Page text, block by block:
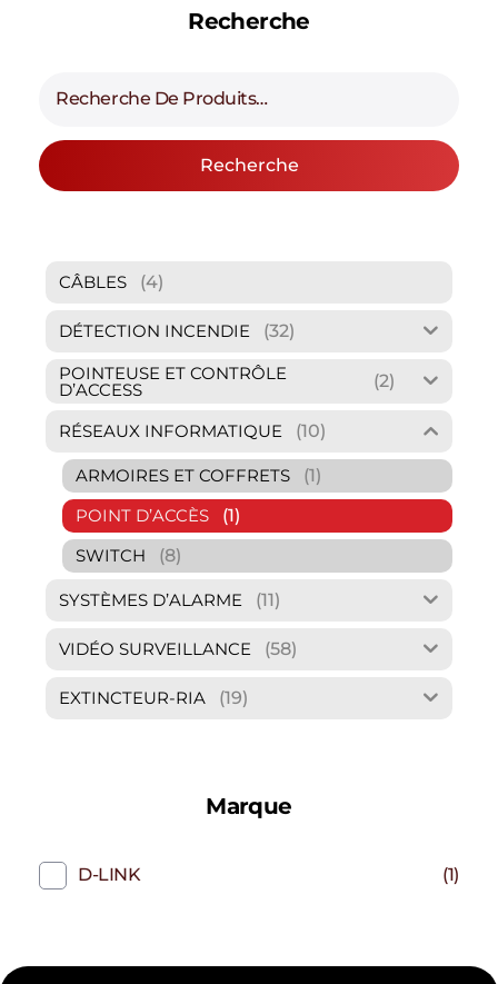
Recherche
Recherche
CÂBLES (4)
DÉTECTION INCENDIE
(32)
POINTEUSE ET CONTRÔLE
D’ACCESS (2)
RÉSEAUX INFORMATIQUE (10)
ARMOIRES ET COFFRETS
(1)
POINT D’ACCÈS
(1)
SWITCH
(8)
SYSTÈMES D’ALARME (11)
VIDÉO SURVEILLANCE (58)
EXTINCTEUR-RIA (19)
Marque
D-LINK (1)